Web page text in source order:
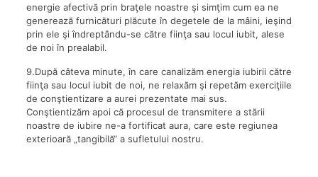
energie afectivă prin braţele noastre şi simţim cum ea ne
generează furnicături plăcute în degetele de la mâini, ieşind
prin ele şi îndreptându-se către fiinţa sau locul iubit, alese
de noi în prealabil.
9.După câteva minute, în care canalizăm energia iubirii către
fiinţa sau locul iubit de noi, ne relaxăm şi repetăm exerciţiile
de conştientizare a aurei prezentate mai sus.
Conştientizăm apoi că procesul de transmitere a stării
noastre de iubire ne-a fortificat aura, care este regiunea
exterioară „tangibilă“ a sufletului nostru.